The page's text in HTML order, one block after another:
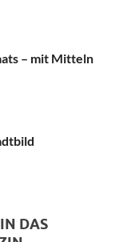
– mit Mitteln
DAS